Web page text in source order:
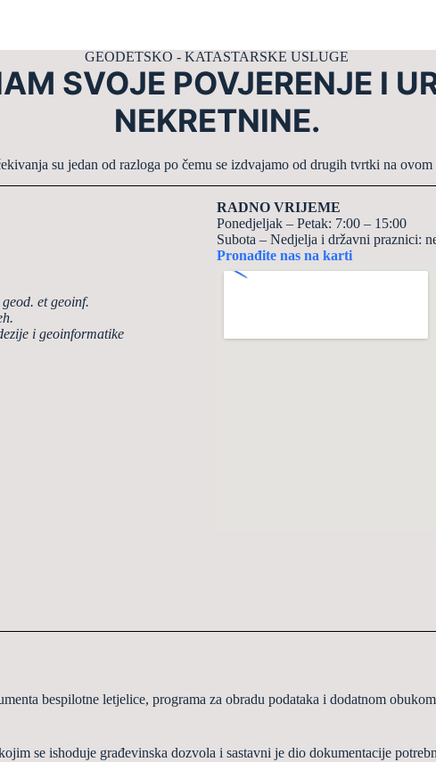
GEODETSKO - KATASTARSKE USLUGE
SVOJE POVJERENJE I
NEKRETNINE.
su jedan od razloga po čemu se izdvajamo od drugih tvrtki na
et geoinf.
i geoinformatike
RADNO VRIJEME
Ponedjeljak – Petak: 7:00 – 15:00
Subota – Nedjelja i državni praznici:
Pronađite nas na karti
bespilotne letjelice, programa za obradu podataka i dodatnom
se ishoduje građevinska dozvola i sastavni je dio dokumentacije